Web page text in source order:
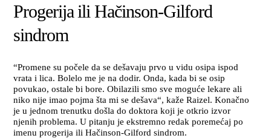
Progerija ili Hačinson-Gilford
sindrom
“Promene su počele da se dešavaju prvo u vidu osipa ispod
vrata i lica. Bolelo me je na dodir. Onda, kada bi se osip
povukao, ostale bi bore. Obilazili smo sve moguće lekare ali
niko nije imao pojma šta mi se dešava“, kaže Raizel. Konačno
je u jednom trenutku došla do doktora koji je otkrio izvor
njenih problema. U pitanju je ekstremno redak poremećaj po
imenu progerija ili Hačinson-Gilford sindrom.